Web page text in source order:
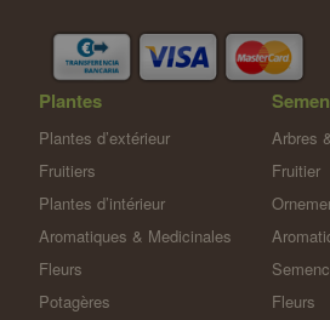
Plantes
Plantes d’extérieur
Fruitiers
Plantes d’intérieur
Aromatiques & Medicinales
Fleurs
Potagères
Arbres
Fruitier
Fleurs